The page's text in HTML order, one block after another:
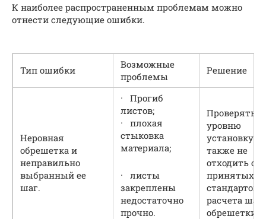
К наиболее распространенным проблемам можно
отнести следующие ошибки.
Тип ошибки
Возможные
проблемы
Решение
Неровная
обрешетка и
неправильно
выбранный ее
шаг.
· Прогиб
листов;
· плохая
стыковка
материала;
· листы
закреплены
недостаточно
прочно.
Проверять
уровню
установку, а
также не
отходить от
принятых
стандартов
расчета
обрешетки.